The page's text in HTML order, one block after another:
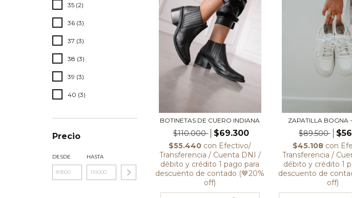
35 (2)
36 (3)
37 (3)
38 (3)
39 (3)
40 (3)
Precio
DESDE HASTA
BOTINETAS DE CUERO INDIANA
$110.000 $69.300
$55.440 con Efectivo/
Transferencia / Cuenta DNI /
débito y crédito 1 pago para
descuento de contado (🤎20%
off)
ZAPATILLA BOGNA
$89.500
$45.108 con
Transferencia /
débito y crédito 1
descuento de
off)